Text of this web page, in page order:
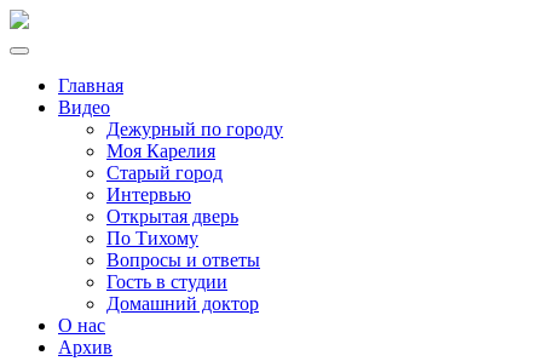
Главная
Видео
Дежурный по городу
Моя Карелия
Старый город
Интервью
Открытая дверь
По Тихому
Вопросы и ответы
Гость в студии
Домашний доктор
О нас
Архив